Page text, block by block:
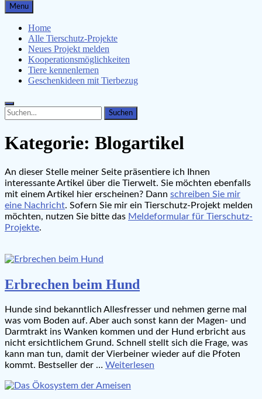
Menu
Home
Alle Tierschutz-Projekte
Neues Projekt melden
Kooperationsmöglichkeiten
Tiere kennenlernen
Geschenkideen mit Tierbezug
Search
for:
Search
Kategorie: Blogartikel
An dieser Stelle meiner Seite präsentiere ich Ihnen
interessante Artikel über die Tierwelt. Sie möchten ebenfalls
mit einem Artikel hier erscheinen? Dann schreiben Sie mir
eine Nachricht. Sofern Sie mir ein Tierschutz-Projekt melden
möchten, nutzen Sie bitte das Meldeformular für Tierschutz-
Projekte.
Erbrechen beim Hund
Hunde sind bekanntlich Allesfresser und nehmen gerne mal
was vom Boden auf. Aber auch sonst kann der Magen- und
Darmtrakt ins Wanken kommen und der Hund erbricht aus
nicht ersichtlichem Grund. Schnell stellt sich die Frage, was
kann man tun, damit der Vierbeiner wieder auf die Pfoten
kommt. Bestseller der … Weiterlesen